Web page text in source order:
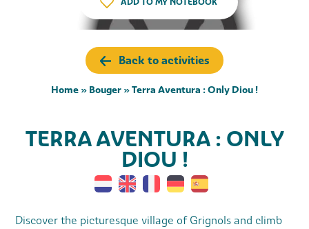
Back to activities
Home » Bouger »Terra Aventura : Only Diou !
TERRA AVENTURA : ONLY
DIOU !
Discover the picturesque village of Grignols and climb